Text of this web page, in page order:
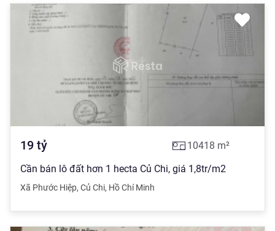
19 tỷ 10418 m²
Cần bán lô đất hơn 1 hecta Củ Chi, giá 1,8tr/m2
Xã Phước Hiệp, Củ Chi, Hồ Chí Minh